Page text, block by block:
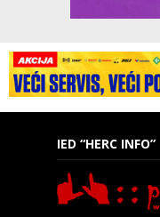
IED “HERC INFO”